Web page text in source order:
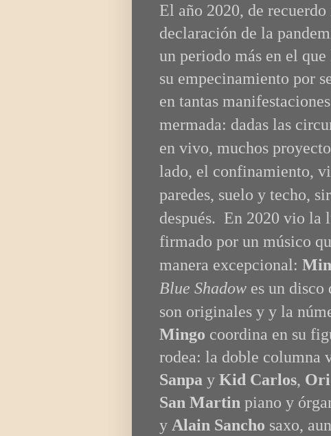
El año 2020, de
declaración de la
un periodo más en el
su empecinamiento por
en tantas
mermada: dadas las
en vivo, muchos
lado, el confinamiento,
paredes, suelo y techo,
después. En 2020 vio la
firmado por un músico
manera excepcional:
Blue Shadow es un disco
son originales y y la
Mingo coordina en su
rodea: la doble columna
Sanpa y Kid Carlos,
San Martin piano y
y Alain Sancho saxo,